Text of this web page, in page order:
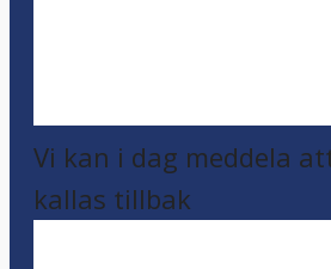
Vi kan i dag meddela
kallas tillbak